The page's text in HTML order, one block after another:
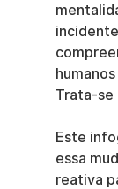
Trata-se
Este
essa
reativa